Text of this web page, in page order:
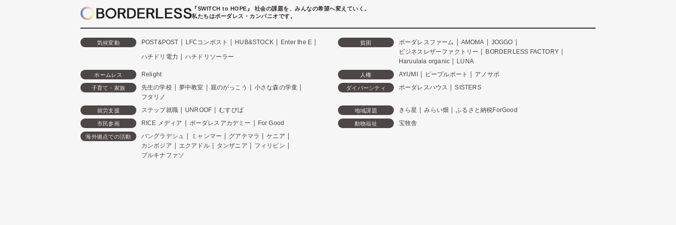
『SWITCH to HOPE』
社会の課題を、みんなの希望へ変えていく。
私たちはボーダレス・カンパニオです。
気候変動 POST&POST LFCコンポスト HUB&STOCK Enter the E
ハチドリ電力 ハチドリソーラー
貧困 ボーダレスファーム AMOMA
JOGGO
ビジネスレザーファクトリー
BORDERLESS FACTORY
Haruulala organic
LUNA
ホームレス Relight 人権 AYUMI ピープルポート アノサポ
子育て・家族 先生の学校 夢中教室 親のがっこう
小さな森の学童
フタリノ
ダイバーシティ ボーダレスハウス SISTERS
就労支援 ステップ就職 UNROOF むすびば 地域課題 きら星 みらい畑 ふるさと納税ForGood
市民参画 RICE メディア ボーダレスアカデミー For Good 動物福祉 宝牧舎
海外拠点での活動 バングラデシュ ミャンマー グアテマラ
ケニア
カンボジア
エクアドル タンザニア
フィリピン
ブルキナファソ